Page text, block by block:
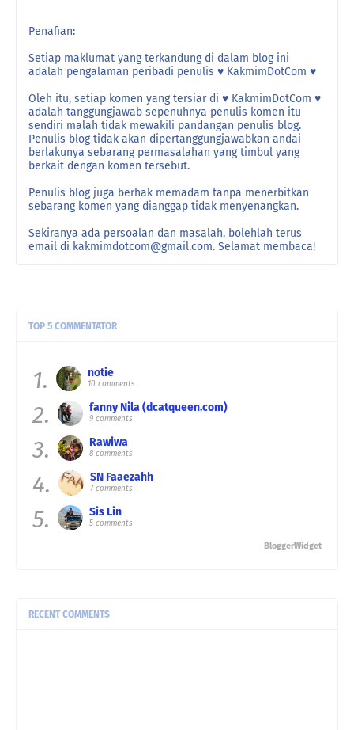
Penafian:
Setiap maklumat yang terkandung di dalam blog ini
adalah pengalaman peribadi penulis ♥ KakmimDotCom ♥
Oleh itu, setiap komen yang tersiar di ♥ KakmimDotCom ♥
adalah tanggungjawab sepenuhnya penulis komen itu
sendiri malah tidak mewakili pandangan penulis blog.
Penulis blog tidak akan dipertanggungjawabkan andai
berlakunya sebarang permasalahan yang timbul yang
berkait dengan komen tersebut.
Penulis blog juga berhak memadam tanpa menerbitkan
sebarang komen yang dianggap tidak menyenangkan.
Sekiranya ada persoalan dan masalah, bolehlah terus
email di kakmimdotcom@gmail.com. Selamat membaca!
TOP 5 COMMENTATOR
1. notie
10 comments
2. fanny Nila (dcatqueen.com)
9 comments
3. Rawiwa
8 comments
4. SN Faaezahh
7 comments
5. Sis Lin
5 comments
BloggerWidget
RECENT COMMENTS